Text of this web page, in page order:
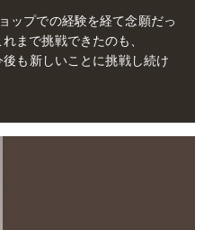
ップでの経験を経て念願だっ
まで挑戦できたのも、
も新しいことに挑戦し続け